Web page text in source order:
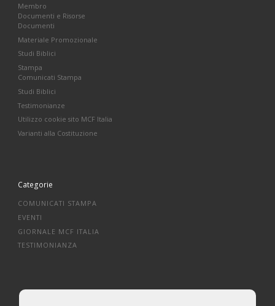
Membro
Documenti e Risorse
Documenti
Materiale Promozionale
Studi Biblici
Stampa
Comunicati Stampa
Studi Biblici
Testimonianze
Utilizzo cookie sito MCF Italia
Varianti alla Costituzione
Categorie
COMUNICATI STAMPA
EVENTI
GIORNALE MCF ITALIA
TESTIMONIANZA